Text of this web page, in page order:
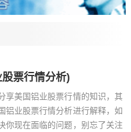
票行情分析)
享美国铝业股票行情的知识，其
铝业股票行情分析进行解释，如
你现在面临的问题，别忘了关注